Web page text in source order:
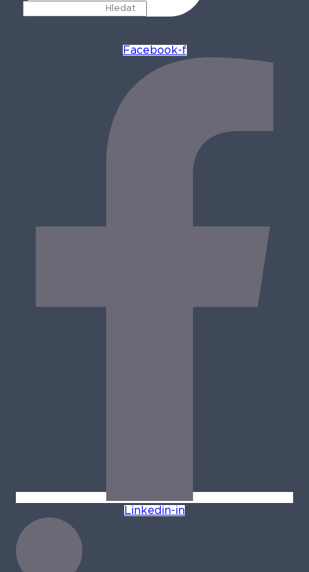
Facebook-f
Linkedin-in